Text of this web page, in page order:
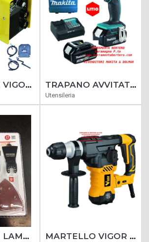
SALDATRICE VIGOR INVERTER 140 CORRENTE SALDATURA AMP.10-120A ELETTRODI 1,6 -3 TRAPANO AVVITATORE MAKITA BATTERIA DHP453RFJ 18V3AH LI-PERC 2B
Utensileria
KIT 23 PEZZI LAME PER UTENSILE MULTIFUNZIONE OSCILLANTE MARTELLO VIGOR PERFORATORI VBH 32 SDS PLUS 1500 WATT